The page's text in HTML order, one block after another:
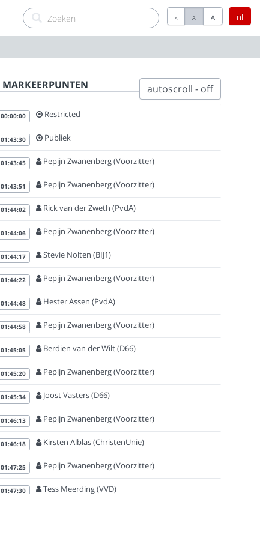
nl
A A A
MARKEERPUNTEN autoscroll - off
00:00:00 Restricted
01:43:30 Publiek
01:43:45 Pepijn Zwanenberg (Voorzitter)
01:43:51 Pepijn Zwanenberg (Voorzitter)
01:44:02 Rick van der Zweth (PvdA)
01:44:06 Pepijn Zwanenberg (Voorzitter)
01:44:17 Stevie Nolten (BIJ1)
01:44:22 Pepijn Zwanenberg (Voorzitter)
01:44:48 Hester Assen (PvdA)
01:44:58 Pepijn Zwanenberg (Voorzitter)
01:45:05 Berdien van der Wilt (D66)
01:45:20 Pepijn Zwanenberg (Voorzitter)
01:45:34 Joost Vasters (D66)
01:46:13 Pepijn Zwanenberg (Voorzitter)
01:46:18 Kirsten Alblas (ChristenUnie)
01:47:25 Pepijn Zwanenberg (Voorzitter)
01:47:30 Tess Meerding (VVD)